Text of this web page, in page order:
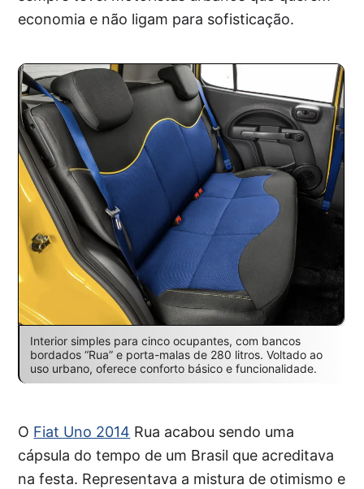
economia e não ligam para sofisticação.
Interior simples para cinco ocupantes, com bancos
bordados “Rua” e porta-malas de 280 litros. Voltado ao
uso urbano, oferece conforto básico e funcionalidade.
O Fiat Uno 2014 Rua acabou sendo uma
cápsula do tempo de um Brasil que acreditava
na festa. Representava a mistura de otimismo e